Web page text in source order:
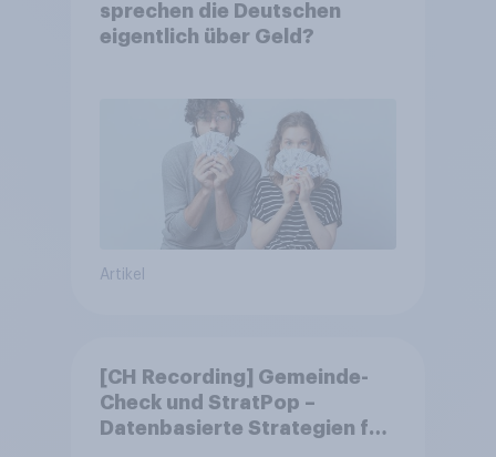
sprechen die Deutschen
eigentlich über Geld?
Artikel
[CH Recording] Gemeinde-
Check und StratPop –
Datenbasierte Strategien für